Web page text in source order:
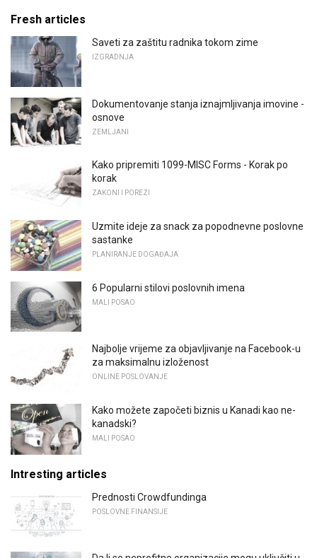
Fresh articles
Saveti za zaštitu radnika tokom zime
IZGRADNJA
Dokumentovanje stanja iznajmljivanja imovine -
osnove
ZEMLJANI
Kako pripremiti 1099-MISC Forms - Korak po
korak
ZAKONI I POREZI
Uzmite ideje za snack za popodnevne poslovne
sastanke
PLANIRANJE DOGAĐAJA
6 Popularni stilovi poslovnih imena
MALI POSAO
Najbolje vrijeme za objavljivanje na Facebook-u
za maksimalnu izloženost
ONLINE POSLOVANJE
Kako možete započeti biznis u Kanadi kao ne-
kanadski?
MALI POSAO
Intresting articles
Prednosti Crowdfundinga
POSLOVNE FINANSIJE